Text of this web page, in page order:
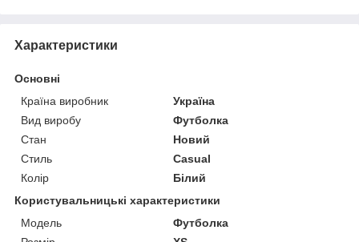
Характеристики
Основні
Країна виробник
Україна
Вид виробу
Футболка
Стан
Новий
Стиль
Casual
Колір
Білий
Користувальницькі характеристики
Мoдель
Футболка